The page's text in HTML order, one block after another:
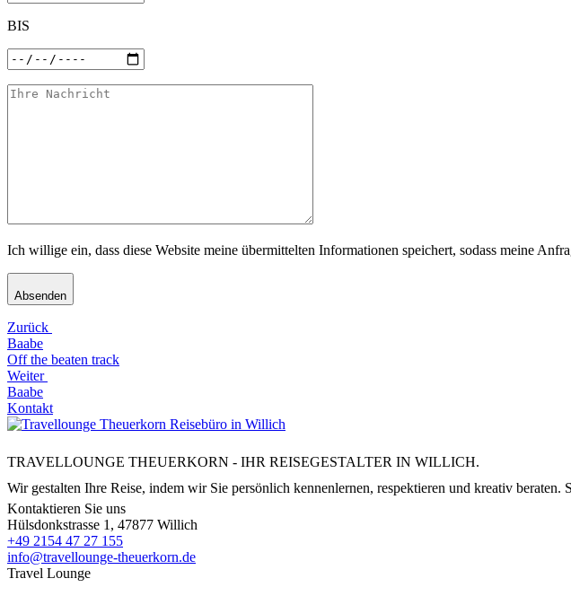
BIS
Ich willige ein, dass diese Website meine übermittelten Informationen speichert, sodass meine
Absenden
Zurück
Baabe
Off the beaten track
Weiter
Baabe
Kontakt
TRAVELLOUNGE THEUERKORN - IHR REISEGESTALTER IN WILLICH.
Wir gestalten Ihre Reise, indem wir Sie persönlich kennenlernen, respektieren und kreativ
Kontaktieren Sie uns
Hülsdonkstrasse 1, 47877 Willich
+49 2154 47 27 155
info@travellounge-theuerkorn.de
Travel Lounge